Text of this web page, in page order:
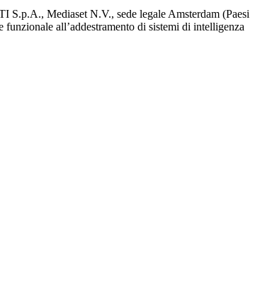
Mediaset N.V., sede legale Amsterdam (Paesi
all’addestramento di sistemi di intelligenza